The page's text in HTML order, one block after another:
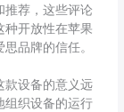
推荐，这些评论
种开放性在苹果
品牌的信任。
款设备的意义远
组织设备的运行